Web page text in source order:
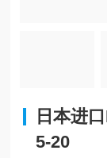
日本进
5-20